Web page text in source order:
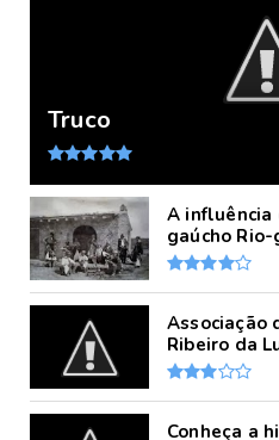
Truco
A influência
gaúcho
Associação
Ribeiro da
Conheça a